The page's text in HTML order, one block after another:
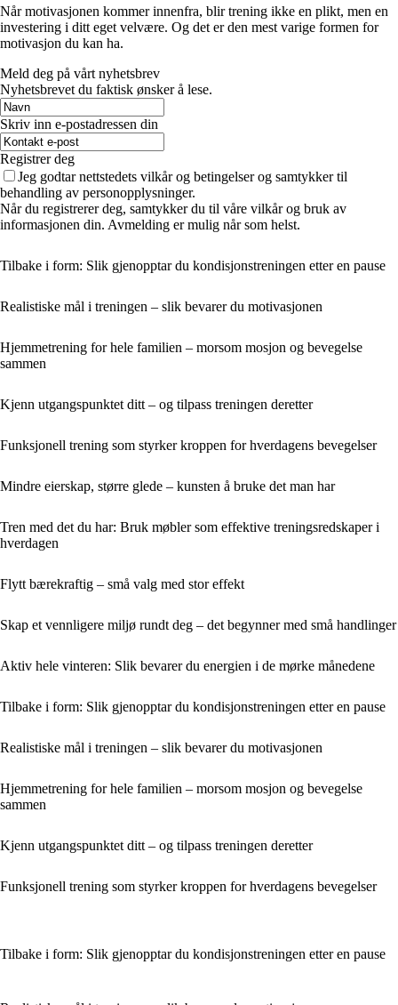
Når motivasjonen kommer innenfra, blir trening ikke en plikt, men en
investering i ditt eget velvære. Og det er den mest varige formen for
motivasjon du kan ha.
Meld deg på vårt nyhetsbrev
Nyhetsbrevet du faktisk ønsker å lese.
Skriv inn e-postadressen din
Registrer deg
Jeg godtar nettstedets vilkår og betingelser og samtykker til
behandling av personopplysninger.
Når du registrerer deg, samtykker du til våre vilkår og bruk av
informasjonen din. Avmelding er mulig når som helst.
Tilbake i form: Slik gjenopptar du kondisjonstreningen etter en pause
Realistiske mål i treningen – slik bevarer du motivasjonen
Hjemmetrening for hele familien – morsom mosjon og bevegelse
sammen
Kjenn utgangspunktet ditt – og tilpass treningen deretter
Funksjonell trening som styrker kroppen for hverdagens bevegelser
Mindre eierskap, større glede – kunsten å bruke det man har
Tren med det du har: Bruk møbler som effektive treningsredskaper i
hverdagen
Flytt bærekraftig – små valg med stor effekt
Skap et vennligere miljø rundt deg – det begynner med små handlinger
Aktiv hele vinteren: Slik bevarer du energien i de mørke månedene
Tilbake i form: Slik gjenopptar du kondisjonstreningen etter en pause
Realistiske mål i treningen – slik bevarer du motivasjonen
Hjemmetrening for hele familien – morsom mosjon og bevegelse
sammen
Kjenn utgangspunktet ditt – og tilpass treningen deretter
Funksjonell trening som styrker kroppen for hverdagens bevegelser
Tilbake i form: Slik gjenopptar du kondisjonstreningen etter en pause